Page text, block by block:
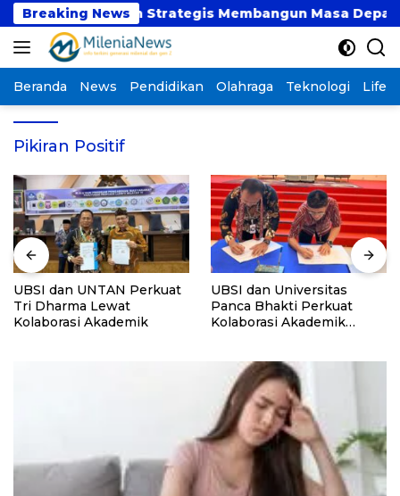
Langsung
ke
konten
Breaking News
atau Langkah Strategis Membangun Masa Depan?
Beranda News Pendidikan Olahraga Teknologi
Pikiran Positif
UBSI dan UNTAN Perkuat
Tri Dharma Lewat
Kolaborasi Akademik
UBSI dan Universitas
Panca Bhakti Perkuat
Kolaborasi Akademik